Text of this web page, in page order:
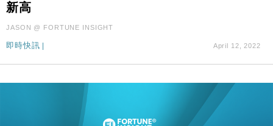
新高
JASON @ FORTUNE INSIGHT
即時快訊 | April 12, 2022